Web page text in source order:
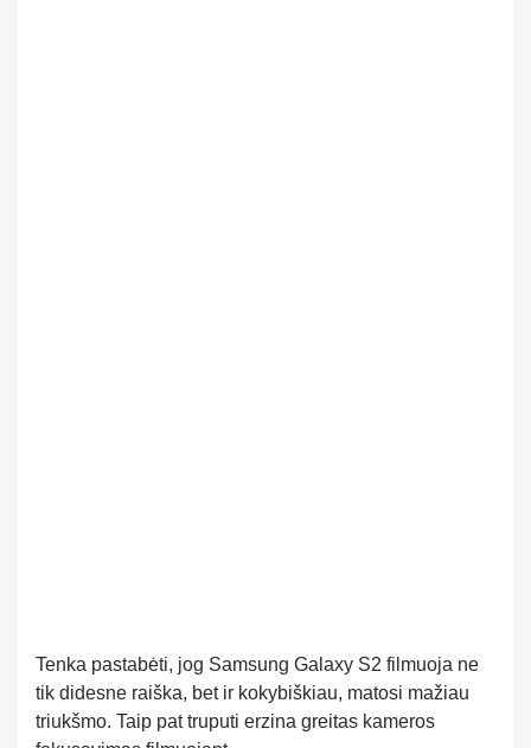
Tenka pastabėti, jog Samsung Galaxy S2 filmuoja ne
tik didesne raiška, bet ir kokybiškiau, matosi mažiau
triukšmo. Taip pat truputi erzina greitas kameros